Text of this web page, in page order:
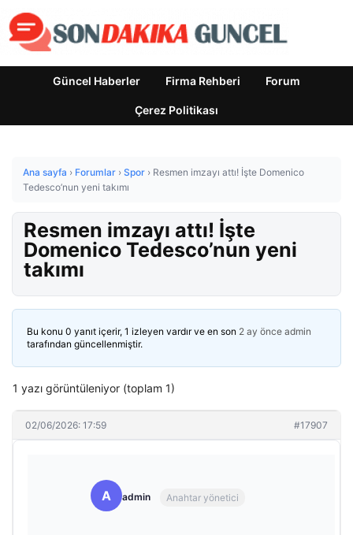
Güncel Haberler Firma Rehberi Forum
Çerez Politikası
Ana sayfa › Forumlar › Spor › Resmen imzayı attı! İşte Domenico
Tedesco’nun yeni takımı
Resmen imzayı attı! İşte
Domenico Tedesco’nun yeni
takımı
Bu konu 0 yanıt içerir, 1 izleyen vardır ve en son 2 ay önce admin
tarafından güncellenmiştir.
1 yazı görüntüleniyor (toplam 1)
02/06/2026: 17:59 #17907
A admin Anahtar yönetici